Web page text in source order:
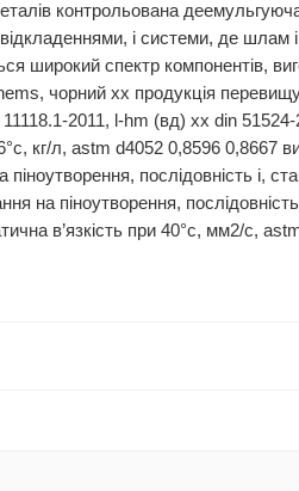
контрольована
і системи, де шлам
широкий спектр компонентів,
чорний xx продукція
2011, l-hm (вд) xx din
кг/л, astm d4052 0,8596 0,8667
послідовність i,
на піноутворення,
в’язкість при 40°c, мм2/с,